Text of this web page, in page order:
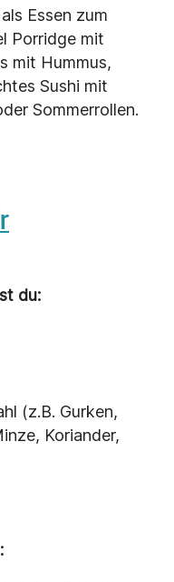
Essen zum
Porridge mit
mit Hummus,
Sushi mit
Sommerrollen.
du:
(z.B. Gurken,
Koriander,